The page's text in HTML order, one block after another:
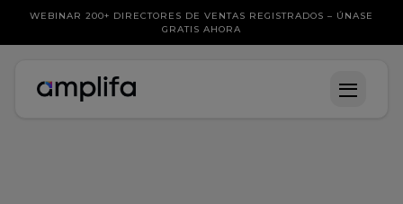
WEBINAR 200+ DIRECTORES DE VENTAS REGISTRADOS – ÚNASE
GRATIS AHORA